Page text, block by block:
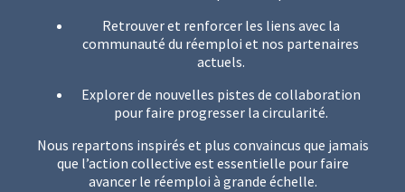
Retrouver et renforcer les liens avec la
communauté du réemploi et nos partenaires
actuels.
Explorer de nouvelles pistes de collaboration
pour faire progresser la circularité.
Nous repartons inspirés et plus convaincus que jamais
que l’action collective est essentielle pour faire
avancer le réemploi à grande échelle.